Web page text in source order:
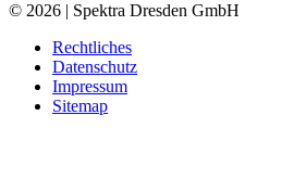
© 2026 | Spektra Dresden GmbH
Rechtliches
Datenschutz
Impressum
Sitemap